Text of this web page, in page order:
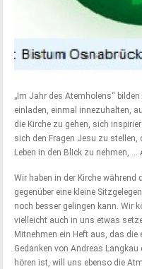
„Im Jahr des Atemholens“
einladen, einmal innezuhalten,
die Kirche zu gehen, sich
sich den Fragen Jesu zu stellen,
Leben in den Blick zu nehmen, …
Wir haben in der Kirche
gegenüber eine kleine
noch besser gelingen kann. Wir
vielleicht auch in uns etwas
Mitnehmen ein Heft aus, das die
Gedanken von Andreas
hören ist, will uns ebenso die